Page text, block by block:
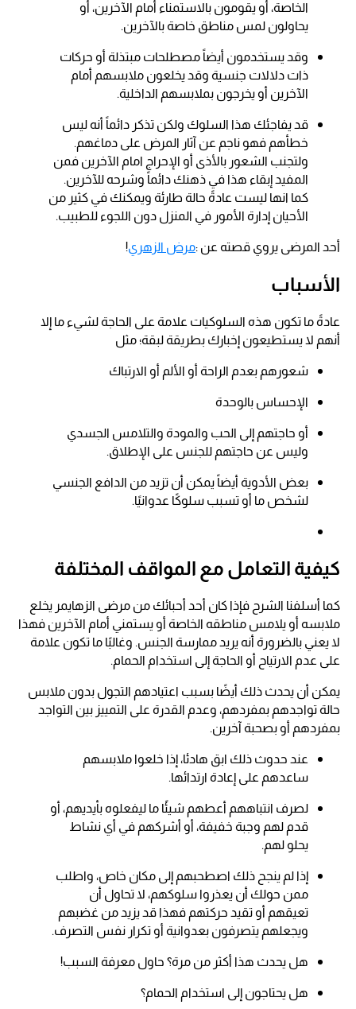
الخاصة، أو يقومون بالاستمناء أمام الآخرين، أو
يحاولون لمس مناطق خاصة بالآخرين.
وقد يستخدمون أيضاً مصطلحات مبتذلة أو حركات
ذات دلالات جنسية وقد يخلعون ملابسهم أمام
الآخرين أو يخرجون بملابسهم الداخلية.
قد يفاجئك هذا السلوك ولكن تذكر دائماً أنه ليس
خطأهم فهو ناجم عن آثار المرض على دماغهم.
ولتجنب الشعور بالأذى أو الإحراج امام الآخرين فمن
المفيد إبقاء هذا في ذهنك دائماً وشرحه للآخرين.
كما انها ليست عادةً حالة طارئة ويمكنك في كثير من
الأحيان إدارة الأمور في المنزل دون اللجوء للطبيب.
أحد المرضى يروي قصته عن :مرض الزهري!
الأسباب
عادةً ما تكون هذه السلوكيات علامة على الحاجة لشيء ما إلا
أنهم لا يستطيعون إخبارك بطريقة لبقة؛ مثل
شعورهم بعدم الراحة أو الألم أو الارتباك
الإحساس بالوحدة
أو حاجتهم إلى الحب والمودة والتلامس الجسدي
وليس عن حاجتهم للجنس على الإطلاق.
بعض الأدوية أيضاً يمكن أن تزيد من الدافع الجنسي
لشخص ما أو تسبب سلوكًا عدوانيًا.
كيفية التعامل مع المواقف المختلفة
كما أسلفنا الشرح فإذا كان أحد أحبائك من مرضى الزهايمر يخلع
ملابسه أو يلامس مناطقه الخاصة أو يستمني أمام الآخرين فهذا
لا يعني بالضرورة أنه يريد ممارسة الجنس. وغالبًا ما تكون علامة
على عدم الارتياح أو الحاجة إلى استخدام الحمام.
يمكن أن يحدث ذلك أيضًا بسبب اعتيادهم التجول بدون ملابس
حالة تواجدهم بمفردهم، وعدم القدرة على التمييز بين التواجد
بمفردهم أو بصحبة آخرين.
عند حدوث ذلك ابق هادئا، إذا خلعوا ملابسهم
ساعدهم على إعادة ارتدائها.
لصرف انتباههم أعطهم شيئًا ما ليفعلوه بأيديهم، أو
قدم لهم وجبة خفيفة، أو أشركهم في أي نشاط
يحلو لهم.
إذا لم ينجح ذلك اصطحبهم إلى مكان خاص، واطلب
ممن حولك أن يعذروا سلوكهم، لا تحاول أن
تعيقهم أو تقيد حركتهم فهذا قد يزيد من غضبهم
ويجعلهم يتصرفون بعدوانية أو تكرار نفس التصرف.
هل يحدث هذا أكثر من مرة؟ حاول معرفة السبب!
هل يحتاجون إلى استخدام الحمام؟